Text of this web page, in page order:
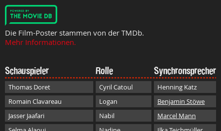
Die Film-Poster stammen von der TMDb.
Mehr Informationen.
Schauspieler Rolle Synchronsprecher
Thomas Doret Cyril Catoul
Henning Katz
Romain Clavareau
Logan
Benjamin Stöwe
Jasser Jaafari
Nabil
Marcel Mann